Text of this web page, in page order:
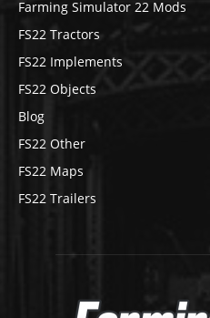
Farming Simulator 22 Mods
FS22 Tractors
FS22 Implements
FS22 Objects
Blog
FS22 Other
FS22 Maps
FS22 Trailers